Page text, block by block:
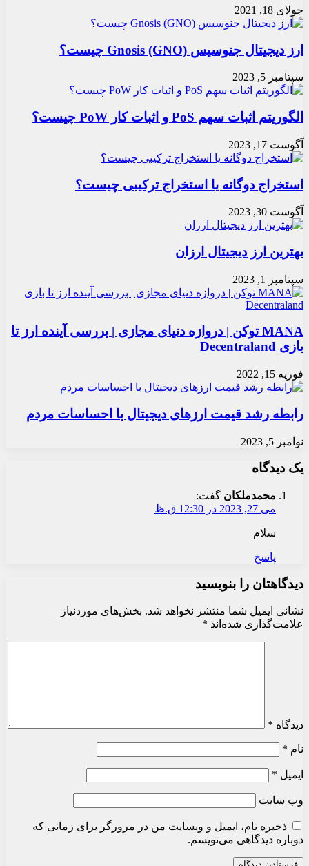
جولای 18, 2021
ارز دیجیتال جنوسیس Gnosis (GNO) چیست؟
سپتامبر 5, 2023
الگوریتم اثبات سهم PoS و اثبات کار PoW چیست؟
آگوست 17, 2023
استخراج دوگانه یا استخراج ترکیبی چیست؟
آگوست 30, 2023
بهترین ارز دیجیتال ارزان
سپتامبر 1, 2023
MANA توکن | دروازه دنیای مجازی | بررسی آینده ارز تا
بازی Decentraland
فوریه 15, 2022
رابطه رشد قیمت ارزهای دیجیتال با احساسات مردم
نوامبر 5, 2023
یک دیدگاه
محمدملکان گفت:
می 27, 2023 در 12:30 ق.ظ
سلام
پاسخ
دیدگاهتان را بنویسید
نشانی ایمیل شما منتشر نخواهد شد. بخش‌های موردنیاز
علامت‌گذاری شده‌اند *
دیدگاه *
نام *
ایمیل *
وب‌ سایت
ذخیره نام، ایمیل و وبسایت من در مرورگر برای زمانی که
دوباره دیدگاهی می‌نویسم.